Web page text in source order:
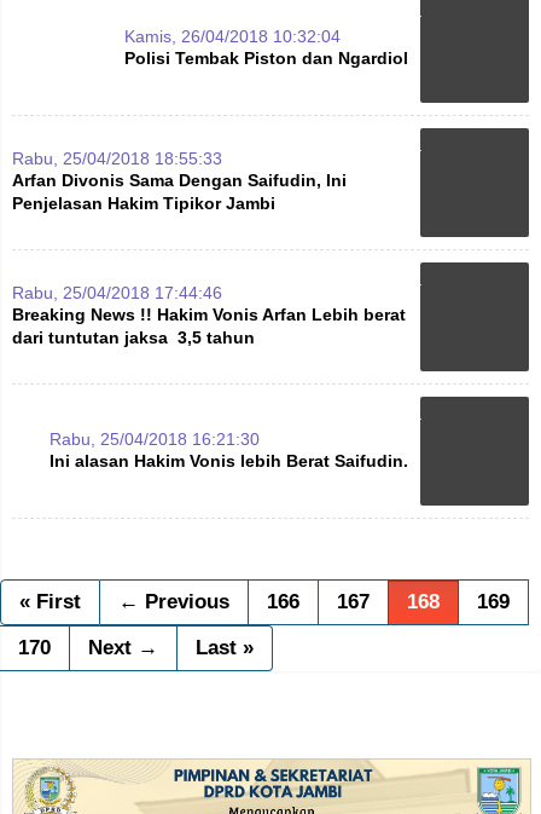
Kamis, 26/04/2018 10:32:04
Polisi Tembak Piston dan Ngardiol
Rabu, 25/04/2018 18:55:33
Arfan Divonis Sama Dengan Saifudin, Ini
Penjelasan Hakim Tipikor Jambi
Rabu, 25/04/2018 17:44:46
Breaking News !! Hakim Vonis Arfan Lebih berat
dari tuntutan jaksa 3,5 tahun
Rabu, 25/04/2018 16:21:30
Ini alasan Hakim Vonis lebih Berat Saifudin.
« First ← Previous 166 167 168
169
170
Next → Last »